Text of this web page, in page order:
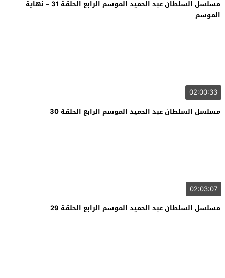
مسلسل السلطان عبد الحميد الموسم الرابع الحلقة 31 – نهاية
الموسم
02:00:33
مسلسل السلطان عبد الحميد الموسم الرابع الحلقة 30
02:03:07
مسلسل السلطان عبد الحميد الموسم الرابع الحلقة 29